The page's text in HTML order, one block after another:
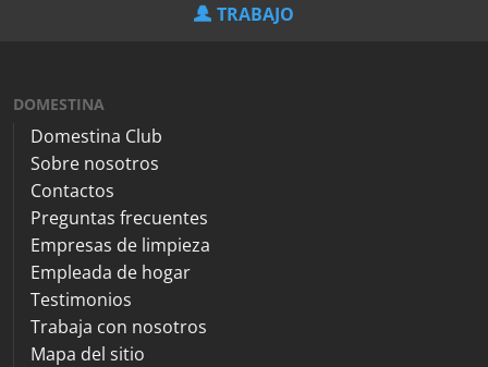
TRABAJO
DOMESTINA
Domestina Club
Sobre nosotros
Contactos
Preguntas frecuentes
Empresas de limpieza
Empleada de hogar
Testimonios
Trabaja con nosotros
Mapa del sitio